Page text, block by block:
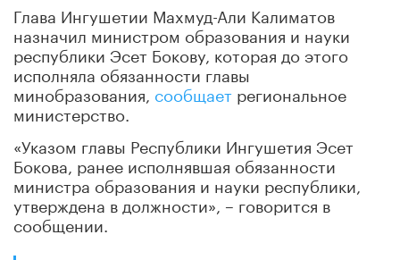
Глава Ингушетии Махмуд-Али Калиматов
назначил министром образования и науки
республики Эсет Бокову, которая до этого
исполняла обязанности главы
минобразования, сообщает региональное
министерство.
«Указом главы Республики Ингушетия Эсет
Бокова, ранее исполнявшая обязанности
министра образования и науки республики,
утверждена в должности», – говорится в
сообщении.